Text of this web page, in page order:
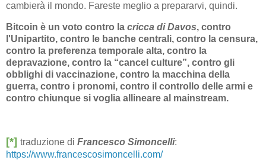
cambierà il mondo. Fareste meglio a prepararvi, quindi.
Bitcoin è un voto contro la cricca di Davos, contro
l'Unipartito, contro le banche centrali, contro la censura,
contro la preferenza temporale alta, contro la
depravazione, contro la “cancel culture”, contro gli
obblighi di vaccinazione, contro la macchina della
guerra, contro i pronomi, contro il controllo delle armi e
contro chiunque si voglia allineare al mainstream.
[*] traduzione di Francesco Simoncelli:
https://www.francescosimoncelli.com/